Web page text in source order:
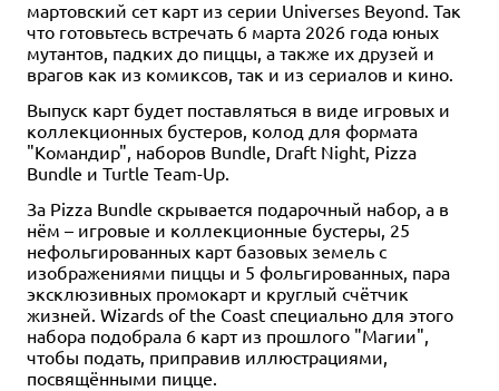
Эволюция: Биология для
начинающих
3 отзыва
2 490 ₽
Уведомить о наличии
Океаны
3 490 ₽
Купить
Эволюция волшебных тварей
2 900 ₽
Уведомить о наличии
мартовский сет карт из серии Universes Beyond. Так
что готовьтесь встречать 6 марта 2026 года юных
мутантов, падких до пиццы, а также их друзей и
врагов как из комиксов, так и из сериалов и кино.
Выпуск карт будет поставляться в виде игровых и
коллекционных бустеров, колод для формата
"Командир", наборов Bundle, Draft Night, Pizza
Bundle и Turtle Team-Up.
За Pizza Bundle скрывается подарочный набор, а в
нём – игровые и коллекционные бустеры, 25
нефольгированных карт базовых земель с
изображениями пиццы и 5 фольгированных, пара
эксклюзивных промокарт и круглый счётчик
жизней. Wizards of the Coast специально для этого
набора подобрала 6 карт из прошлого "Магии",
чтобы подать, приправив иллюстрациями,
посвящёнными пицце.